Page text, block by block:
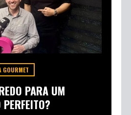
GOURMET
PARA UM